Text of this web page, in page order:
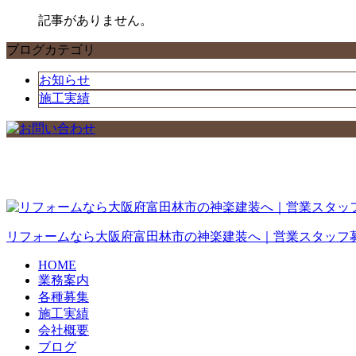
記事がありません。
ブログカテゴリ
お知らせ
施工実績
リフォームなら大阪府富田林市の神楽建装へ｜営業スタッフ
HOME
業務案内
各種募集
施工実績
会社概要
ブログ